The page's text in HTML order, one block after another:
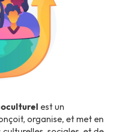
est un
organise, et met en